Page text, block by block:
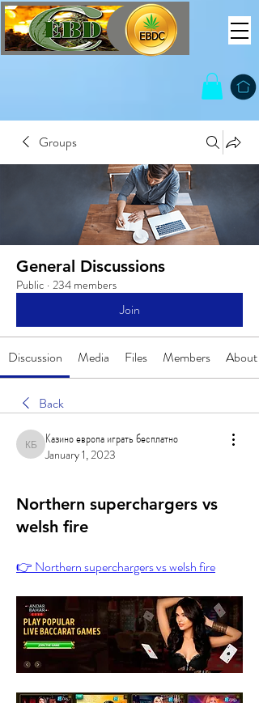
Groups
General Discussions
Public · 234 members
Join
Discussion Media Files Members About
Back
Казино европа играть бесплатно
Казино европа играть бесплатно
January 1, 2023
Northern superchargers vs
welsh fire
👉 Northern superchargers vs welsh fire